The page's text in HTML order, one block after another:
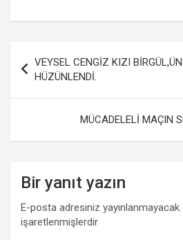
ce
b
o
o
tt
er
at
s
A
p
p
ail ar
e
gezinmesi
VEYSEL CENGİZ KIZI
HÜZÜNLENDİ.
MÜCADELELİ MAÇIN
Bir yanıt yazın
E-posta adresiniz yayınlanmayacak.
işaretlenmişlerdir